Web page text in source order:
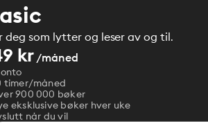
deg som lytter og leser av og til.
kr/måned
timer/måned
900 000 bøker
eksklusive bøker hver uke
når du vil